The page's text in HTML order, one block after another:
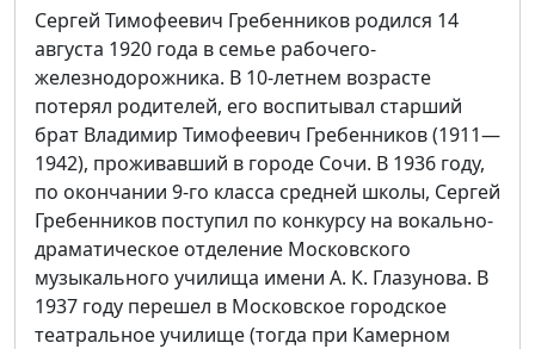
Сергей Тимофеевич Гребенников родился 14
августа 1920 года в семье рабочего-
железнодорожника. В 10-летнем возрасте
потерял родителей, его воспитывал старший
брат Владимир Тимофеевич Гребенников (1911—
1942), проживавший в городе Сочи. В 1936 году,
по окончании 9-го класса средней школы, Сергей
Гребенников поступил по конкурсу на вокально-
драматическое отделение Московского
музыкального училища имени А. К. Глазунова. В
1937 году перешел в Московское городское
театральное училище (тогда при Камерном